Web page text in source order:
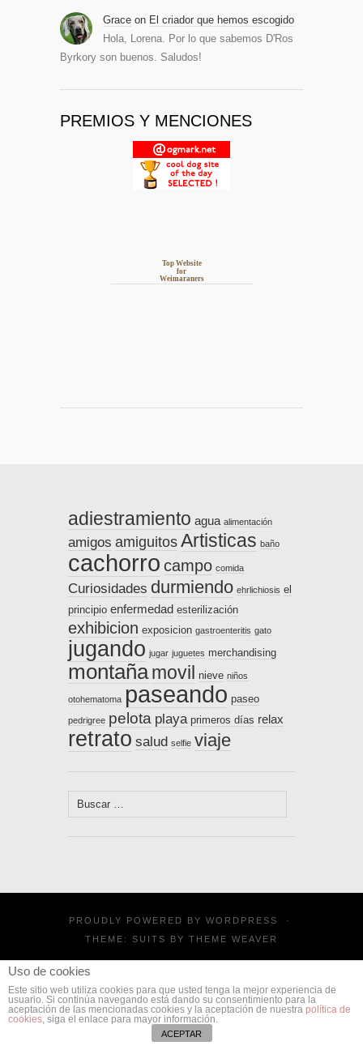
Grace on El criador que hemos escogido
Hola, Lorena. Por lo que sabemos D'Ros
Byrkory son buenos. Saludos!
PREMIOS Y MENCIONES
Top Website
for
Weimaraners
adiestramiento agua alimentación
amigos amiguitos Artisticas baño
cachorro campo comida
Curiosidades durmiendo ehrlichiosis el
principio enfermedad esterilización
exhibicion exposicion gastroenteritis gato
jugando jugar juguetes merchandising
montañamovil nieve niños
otohematoma paseando paseo
pedrigree pelota playa primeros días relax
retrato salud selfie viaje
Buscar:
PROUDLY POWERED BY WORDPRESS
·
THEME: SUITS BY THEME WEAVER
Uso de cookies
Este sitio web utiliza cookies para que usted tenga la mejor experiencia de
usuario. Si continúa navegando está dando su consentimiento para la
aceptación de las mencionadas cookies y la aceptación de nuestra política de
cookies, siga el enlace para mayor información.
ACEPTAR